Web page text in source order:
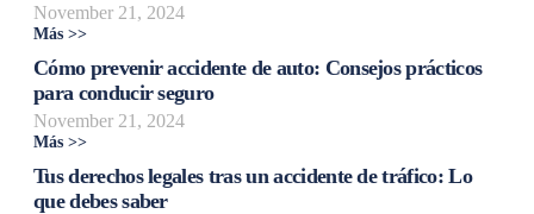
November 21, 2024
Más >>
Cómo prevenir accidente de auto: Consejos prácticos
para conducir seguro
November 21, 2024
Más >>
Tus derechos legales tras un accidente de tráfico: Lo
que debes saber